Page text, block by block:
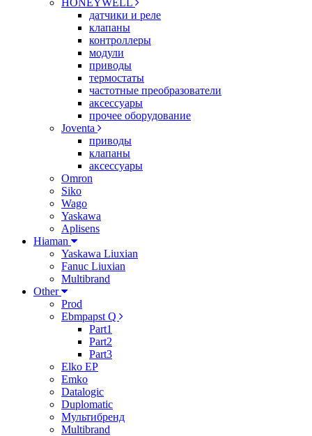
HONEYWELL
датчики и реле
клапаны
контроллеры
модули
приводы
термостаты
частотные преобразователи
аксессуары
прочее оборудование
Joventa
приводы
клапаны
аксессуары
Omron
Siko
Wago
Yaskawa
Aplisens
Hiaman
Yaskawa Liuxian
Fanuc Liuxian
Multibrand
Other
Prod
Ebmpapst Q
Part1
Part2
Part3
Elko EP
Emko
Datalogic
Duplomatic
Мультибренд
Multibrand